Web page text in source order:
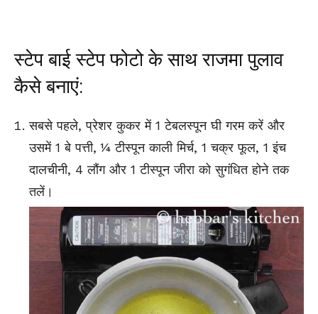
स्टेप बाई स्टेप फोटो के साथ राजमा पुलाव
कैसे बनाएं:
सबसे पहले, प्रेशर कुकर में 1 टेबलस्पून घी गरम करें और
उसमें 1 बे पत्ती, ¼ टीस्पून काली मिर्च, 1 चक्र फूल, 1 इंच
दालचीनी, 4 लौंग और 1 टीस्पून जीरा को सुगंधित होने तक
तलें।